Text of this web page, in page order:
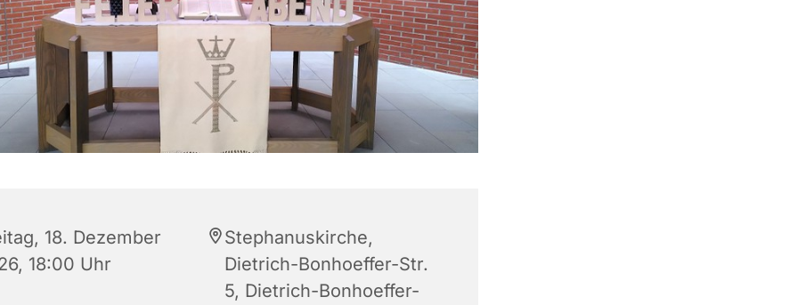
18. Dezember
18:00 Uhr
Stephanuskirche,
Dietrich-Bonhoeffer-Str.
5, Dietrich-Bonhoeffer-